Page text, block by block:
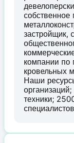
собственное
застройщик,
компании по
кровельных
Наши
техники;